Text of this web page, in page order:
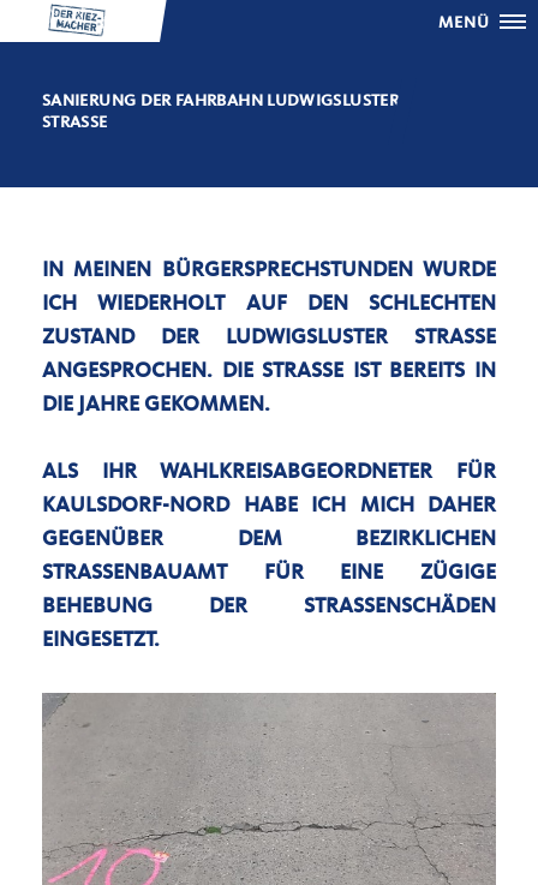
MENÜ
SANIERUNG DER FAHRBAHN LUDWIGSLUSTER
STRASSE
IN MEINEN BÜRGERSPRECHSTUNDEN WURDE
ICH WIEDERHOLT AUF DEN SCHLECHTEN
ZUSTAND DER LUDWIGSLUSTER STRASSE A
NGESPROCHEN. DIE STRASSE IST BEREITS IN DI
E JAHRE GEKOMMEN.
ALS IHR WAHLKREISABGEORDNETER FÜR
KAULSDORF-NORD HABE ICH MICH DAHER
GEGENÜBER DEM BEZIRKLICHEN
STRASSENBAUAMT FÜR EINE ZÜGIGE B
EHEBUNG DER STRASSENSCHÄDEN EI
NGESETZT.